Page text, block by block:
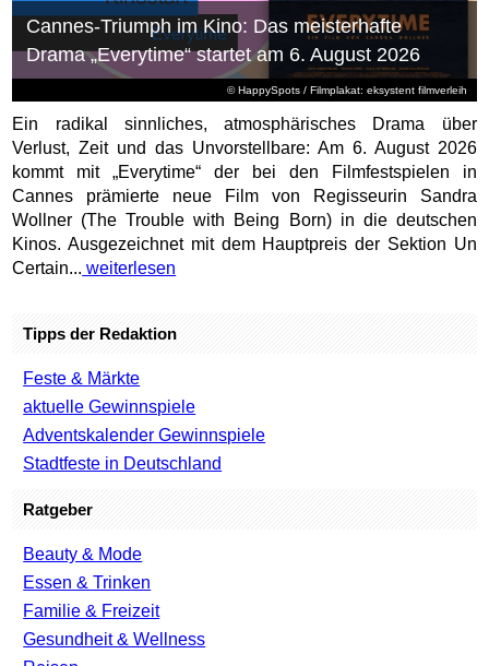
© HappySpots / Filmplakat: eksystent filmverleih
Cannes-Triumph im Kino: Das meisterhafte
Drama „Everytime“ startet am 6. August 2026
Ein radikal sinnliches, atmosphärisches Drama über
Verlust, Zeit und das Unvorstellbare: Am 6. August 2026
kommt mit „Everytime“ der bei den Filmfestspielen in
Cannes prämierte neue Film von Regisseurin Sandra
Wollner (The Trouble with Being Born) in die deutschen
Kinos. Ausgezeichnet mit dem Hauptpreis der Sektion Un
Certain... weiterlesen
Tipps der Redaktion
Feste & Märkte
aktuelle Gewinnspiele
Adventskalender Gewinnspiele
Stadtfeste in Deutschland
Ratgeber
Beauty & Mode
Essen & Trinken
Familie & Freizeit
Gesundheit & Wellness